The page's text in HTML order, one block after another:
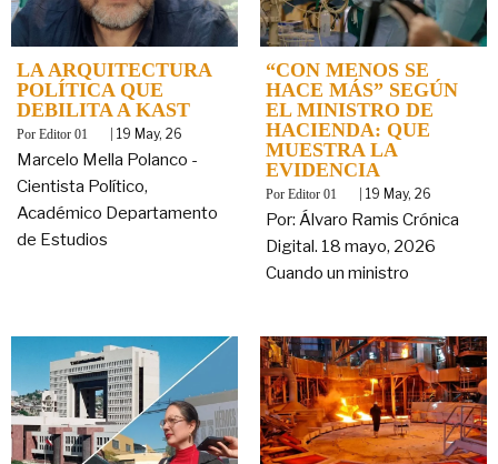
LA ARQUITECTURA
POLÍTICA QUE
DEBILITA A KAST
By Editor 01 19 May, 26
Marcelo Mella Polanco -
Cientista Político,
Académico Departamento
de Estudios
“CON MENOS SE
HACE MÁS” SEGÚN
EL MINISTRO DE
HACIENDA: QUE
MUESTRA LA
EVIDENCIA
By Editor 01 19 May, 26
Por: Álvaro Ramis Crónica
Digital. 18 mayo, 2026
Cuando un ministro